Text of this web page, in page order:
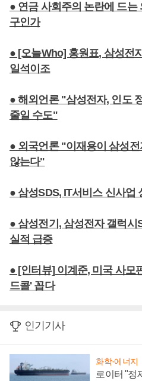
● 연금 사회주의 논란에 드는
구인가
● [오늘Who] 홍원표, 삼성전
일석이조
● 해외언론 "삼성전자, 인도
줄일 수도"
● 외국언론 "이재용이 삼성
않는다"
● 삼성SDS, IT서비스 신사업
● 삼성전기, 삼성전자 갤럭시
실적 급증
● [인터뷰] 이계준, 미국 사모
드콜' 꼽다
인기기사
화학·에너지
로이터 "정